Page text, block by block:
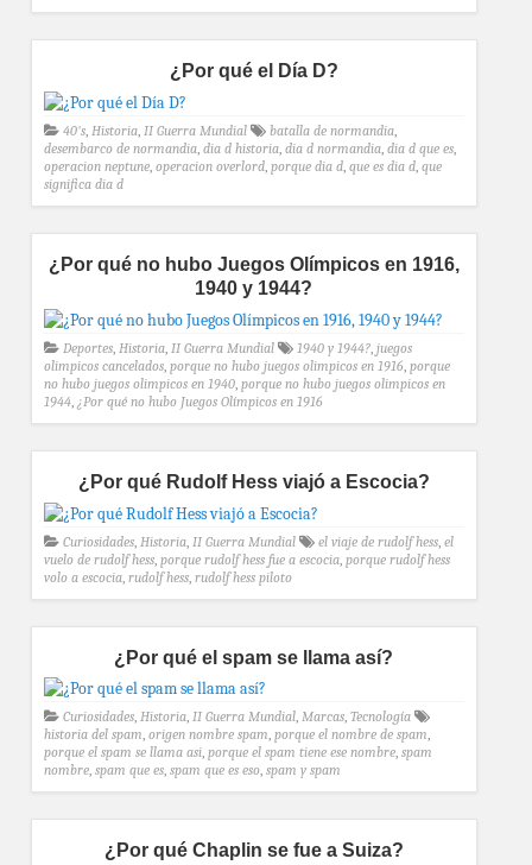
¿Por qué el Día D?
40's, Historia, II Guerra Mundial batalla de normandia,
desembarco de normandia, dia d historia, dia d normandia, dia d que es,
operacion neptune, operacion overlord, porque dia d, que es dia d, que
significa dia d
¿Por qué no hubo Juegos Olímpicos en 1916,
1940 y 1944?
Deportes Historia II Guerra Mundial 1940 y 1944? juegos
olimpicos cancelados porque no hubo juegos olimpicos en 1916 porque
no hubo juegos olimpicos en 1940 porque no hubo juegos olimpicos en
1944 ¿Por qué no hubo Juegos Olímpicos en 1916
¿Por qué Rudolf Hess viajó a Escocia?
Curiosidades Historia II Guerra Mundial el viaje de rudolf hess el
vuelo de rudolf hess porque rudolf hess fue a escocia porque rudolf hess
volo a escocia rudolf hess rudolf hess piloto
¿Por qué el spam se llama así?
Curiosidades, Historia, II Guerra Mundial, Marcas, Tecnología
historia del spam, origen nombre spam, porque el nombre de spam,
porque el spam se llama asi, porque el spam tiene ese nombre, spam
nombre, spam que es, spam que es eso, spam y spam
¿Por qué Chaplin se fue a Suiza?